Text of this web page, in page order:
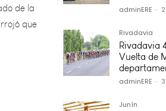
adminERE -
Rivadavia
Rivadavia
Vuelta de
adminERE -
Junín